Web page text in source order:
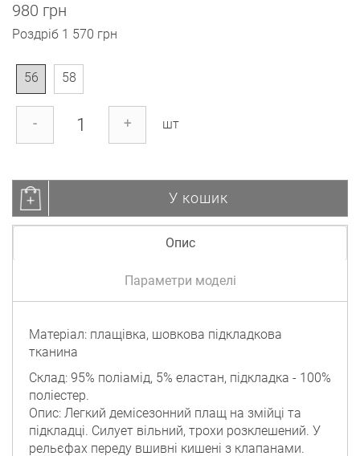
980 грн
Роздріб 1 570 грн
56 58
- + шт
У кошик
Опис
Параметри моделі
Матеріал: плащівка, шовкова підкладкова
тканина
Склад: 95% поліамід, 5% еластан, підкладка - 100%
поліестер.
Опис: Легкий демісезонний плащ на змійці та
підкладці. Силует вільний, трохи розклешений. У
рельєфах переду вшивні кишені з клапанами.